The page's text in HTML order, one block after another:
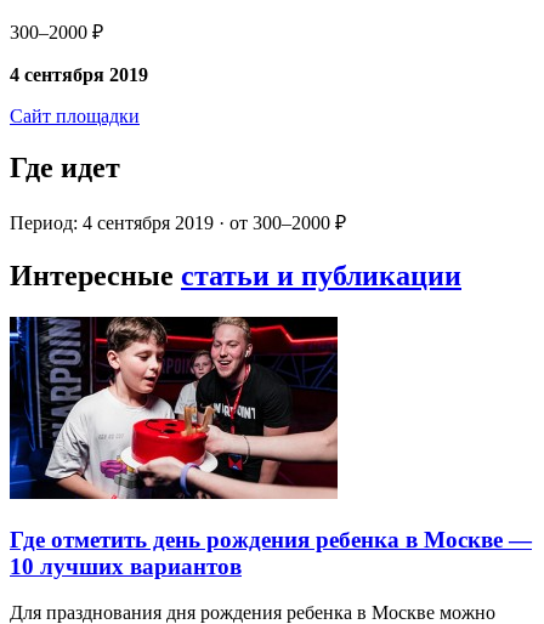
300–2000 ₽
4 сентября 2019
Сайт площадки
Где идет
Период: 4 сентября 2019 · от 300–2000 ₽
Интересные статьи и публикации
Где отметить день рождения ребенка в Москве —
10 лучших вариантов
Для празднования дня рождения ребенка в Москве можно